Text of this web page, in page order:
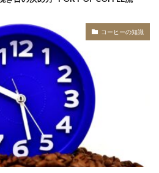
コーヒーの知識